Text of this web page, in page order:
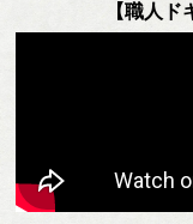
【職人